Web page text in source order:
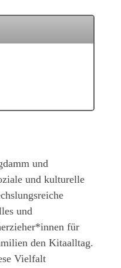
und
und kulturelle
und
für
den Kitaalltag.
Vielfalt